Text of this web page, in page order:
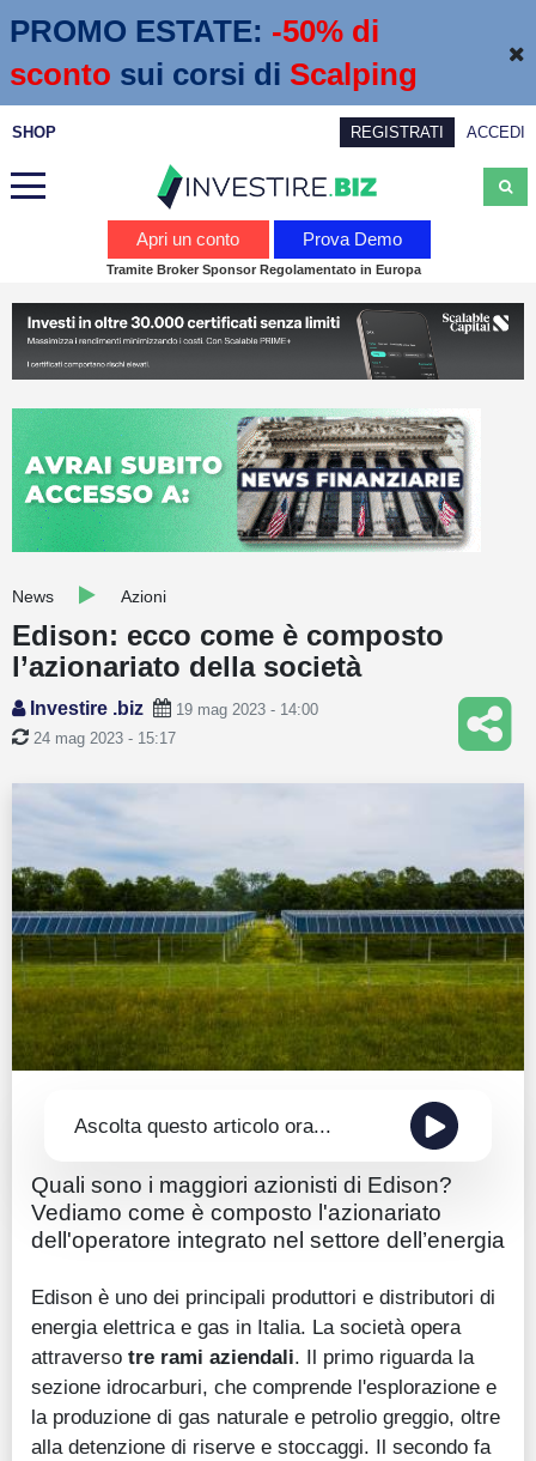
PROMO ESTATE: -50% di
sconto sui corsi di Scalping
SHOP REGISTRATI ACCEDI
Calendario economico
Webinar
Trading
Education
Quotazioni
Conto IG
Guru Monitor
Apri un conto Prova Demo
Tramite Broker Sponsor Regolamentato in Europa
News Azioni
Edison: ecco come è composto
l’azionariato della società
Investire .biz
19 mag 2023 - 14:00
24 mag 2023 - 15:17
Ascolta questo articolo ora...
Quali sono i maggiori azionisti di Edison?
Vediamo come è composto l'azionariato
dell'operatore integrato nel settore dell’energia
Edison è uno dei principali produttori e distributori di
energia elettrica e gas in Italia. La società opera
attraverso tre rami aziendali. Il primo riguarda la
sezione idrocarburi, che comprende l'esplorazione e
la produzione di gas naturale e petrolio greggio, oltre
alla detenzione di riserve e stoccaggi. Il secondo fa